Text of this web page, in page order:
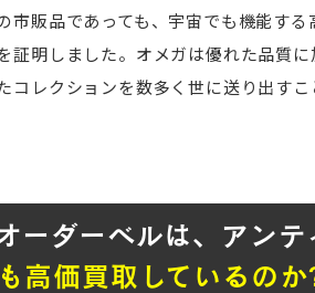
市販品であっても、宇宙でも機能す
証明しました。オメガは優れた品質
コレクションを数多く世に送り出す
ーダーベルは、アン
高価買取しているのか